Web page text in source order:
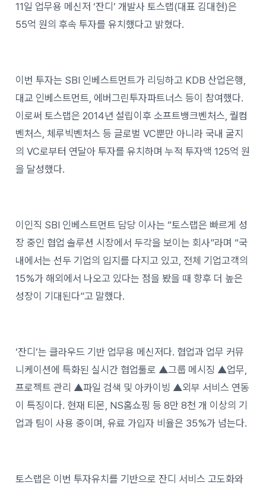
11일 업무용 메신저 ‘잔디’ 개발사 토스랩(대표 김대현)은
55억 원의 후속 투자를 유치했다고 밝혔다.
이번 투자는 SBI 인베스트먼트가 리딩하고 KDB 산업은행,
대교 인베스트먼트, 에버그린투자파트너스 등이 참여했다.
이로써 토스랩은 2014년 설립이후 소프트뱅크벤처스, 퀄컴
벤처스, 체루빅벤처스 등 글로벌 VC뿐만 아니라 국내 굴지
의 VC로부터 연달아 투자를 유치하며 누적 투자액 125억 원
을 달성했다.
이인직 SBI 인베스트먼트 담당 이사는 “토스랩은 빠르게 성
장 중인 협업 솔루션 시장에서 두각을 보이는 회사”라며 “국
내에서는 선두 기업의 입지를 다지고 있고, 전체 기업고객의
15%가 해외에서 나오고 있다는 점을 봤을 때 향후 더 높은
성장이 기대된다”고 말했다.
‘잔디’는 클라우드 기반 업무용 메신저다. 협업과 업무 커뮤
니케이션에 특화된 실시간 협업툴로 ▲그룹 메시징 ▲업무,
프로젝트 관리 ▲파일 검색 및 아카이빙 ▲외부 서비스 연동
이 특징이다. 현재 티몬, NS홈쇼핑 등 8만 8천 개 이상의 기
업과 팀이 사용 중이며, 유료 가입자 비율은 35%가 넘는다.
토스랩은 이번 투자유치를 기반으로 잔디 서비스 고도화와